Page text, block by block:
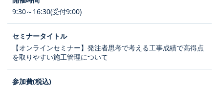
9:30～16:30(受付9:00)
【オンラインセミナー】発注者思考で考える工事成績で高得点
を取りやすい施工管理について